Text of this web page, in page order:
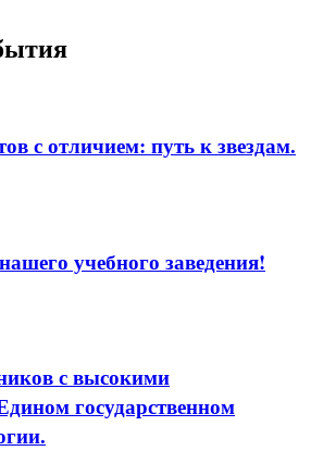
с отличием: путь к звездам.
учебного заведения!
с высокими
государственном